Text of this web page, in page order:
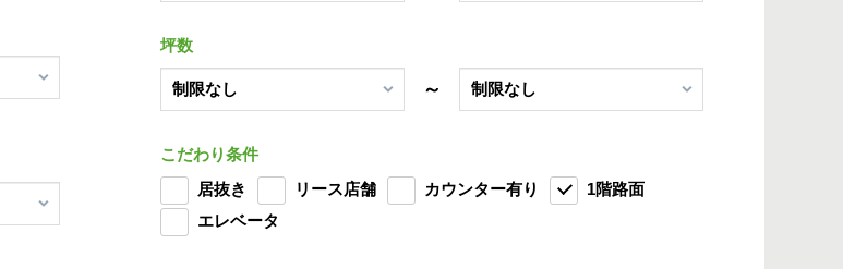
坪数
～
こだわり条件
居抜き
リース店舗 カウンター有り
1階路面
エレベータ